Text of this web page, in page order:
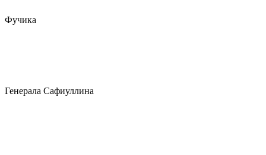
Фучика
Генерала Сафиуллина